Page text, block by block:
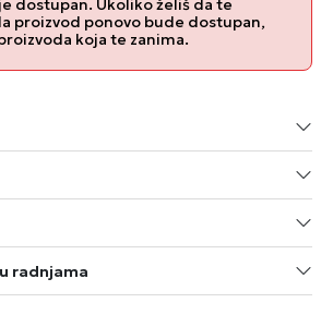
dostupan. Ukoliko želiš da te
proizvod ponovo bude dostupan,
koja te zanima.
radnjama